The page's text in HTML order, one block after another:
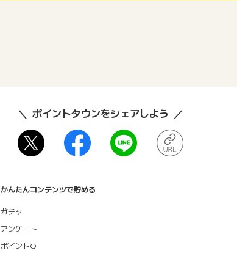
ポイントタウンをシェアしよう
かんたんコンテンツで貯める
ガチャ
アンケート
ポイントQ